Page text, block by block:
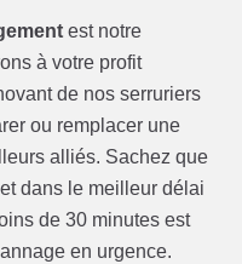
est notre
à votre profit
de nos serruriers
ou remplacer une
alliés. Sachez que
dans le meilleur délai
de 30 minutes est
en urgence.